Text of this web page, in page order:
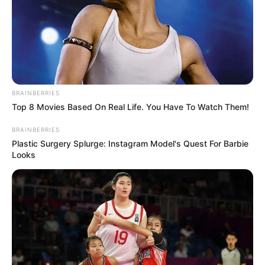
πραγματοποιούν περιπολίες σε περιοχές,
ιδιαίτερα υψηλού κινδύνου, από τις 20:00 το
απόγευμα έως τις 24:00 το βράδυ τις
καθημερινές και από τις 21:00 έως τη 01:00 το
Σαββατοκύριακο.
Η παραπάνω φωτογραφία είναι κατά την
διάρκεια περιπολίας σε διάφορες περιπολίες
BRAINBERRIES
Top 8 Movies Based On Real Life. You Have To Watch Them!
BRAINBERRIES
Plastic Surgery Splurge: Instagram Model's Quest For Barbie
Looks